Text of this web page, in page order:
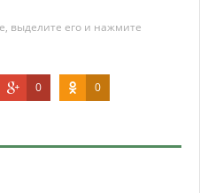
выделите его и нажмите
0 0